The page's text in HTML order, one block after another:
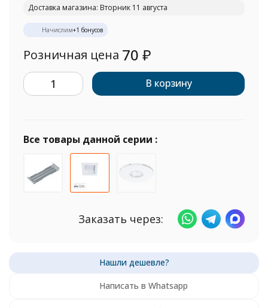
Доставка магазина: Вторник 11 августа
Начислим+1 бонусов
Розничная цена 70 ₽
В корзину
Все товары данной серии :
Заказать через:
Написать в Whatsapp